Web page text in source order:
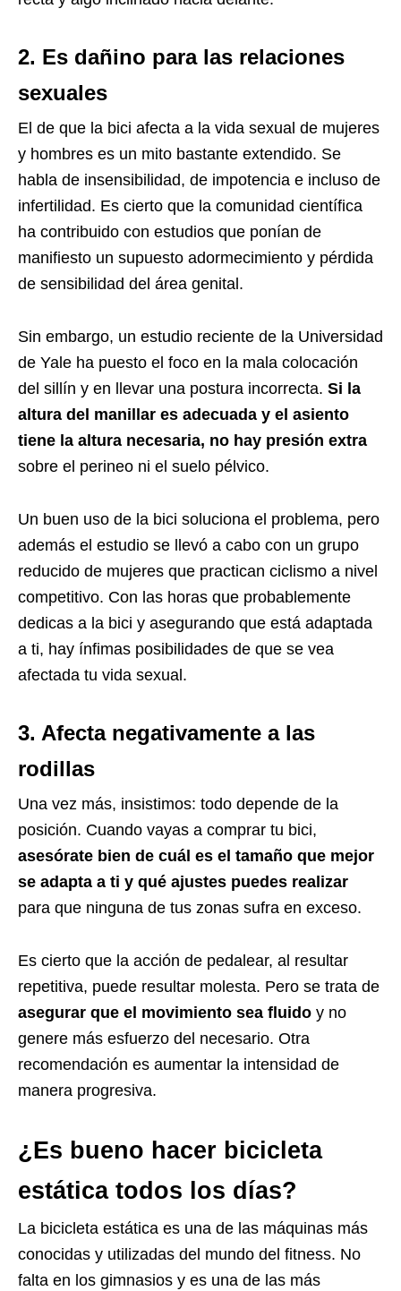
2. Es dañino para las relaciones
sexuales
El de que la bici afecta a la vida sexual de mujeres
y hombres es un mito bastante extendido. Se
habla de insensibilidad, de impotencia e incluso de
infertilidad. Es cierto que la comunidad científica
ha contribuido con estudios que ponían de
manifiesto un supuesto adormecimiento y pérdida
de sensibilidad del área genital.
Sin embargo, un estudio reciente de la Universidad
de Yale ha puesto el foco en la mala colocación
del sillín y en llevar una postura incorrecta. Si la
altura del manillar es adecuada y el asiento
tiene la altura necesaria, no hay presión extra
sobre el perineo ni el suelo pélvico.
Un buen uso de la bici soluciona el problema, pero
además el estudio se llevó a cabo con un grupo
reducido de mujeres que practican ciclismo a nivel
competitivo. Con las horas que probablemente
dedicas a la bici y asegurando que está adaptada
a ti, hay ínfimas posibilidades de que se vea
afectada tu vida sexual.
3. Afecta negativamente a las
rodillas
Una vez más, insistimos: todo depende de la
posición. Cuando vayas a comprar tu bici,
asesórate bien de cuál es el tamaño que mejor
se adapta a ti y qué ajustes puedes realizar
para que ninguna de tus zonas sufra en exceso.
Es cierto que la acción de pedalear, al resultar
repetitiva, puede resultar molesta. Pero se trata de
asegurar que el movimiento sea fluido y no
genere más esfuerzo del necesario. Otra
recomendación es aumentar la intensidad de
manera progresiva.
¿Es bueno hacer bicicleta
estática todos los días?
La bicicleta estática es una de las máquinas más
conocidas y utilizadas del mundo del fitness. No
falta en los gimnasios y es una de las más